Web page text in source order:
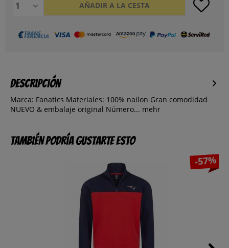
AÑADIR A LA CESTA
Descripción
Marca: Fanatics Materiales: 100% nailon Gran comodidad
NUEVO & embalaje original Número... mehr
También podría gustarte esto
-57%